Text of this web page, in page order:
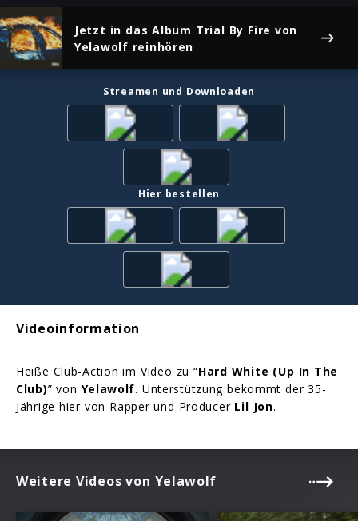
Jetzt in das Album Trial By Fire von
Yelawolf reinhören
Streamen und Downloaden
Hier bestellen
Videoinformation
Heiße Club-Action im Video zu “Hard White (Up In The
Club)” von Yelawolf. Unterstützung bekommt der 35-
Jährige hier von Rapper und ProducerLil Jon.
Weitere Videos von Yelawolf